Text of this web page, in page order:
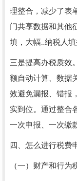
理整合，减少了表
门共享数据和其他
填，大幅..纳税人
三是提高办税质效
额自动计算、数据
效避免漏报、错报
实到位。通过整合
一次申报、一次缴
四、怎么进行税费
（一）财产和行为